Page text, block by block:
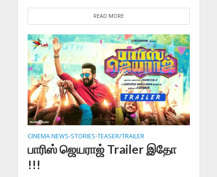
READ MORE
CINEMA NEWS•STORIES•TEASER/TRAILER
பாரிஸ் ஜெயராஜ் Trailer இதோ
!!!